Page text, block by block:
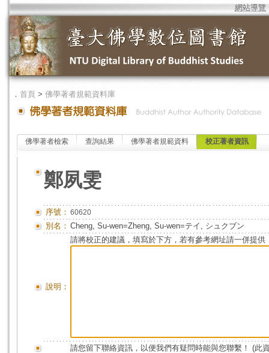
網站導覽
． 首頁 > 佛學著者規範資料庫
佛學著者檢索 查詢結果 佛學著者規範資料 校正著者資訊
鄭夙雯
序號： 60620
別名： Cheng, Su-wen=Zheng, Su-wen=テイ, シュクブン
說明：
請將校正的建議，填寫於下方，若有參考網址請一併提供
請您留下聯絡資訊，以便我們有疑問時能與您聯繫！ (此